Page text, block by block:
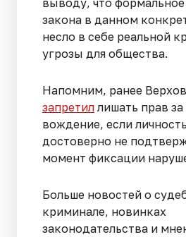
выводу, что
закона в данном
несло в себе реальной
угрозы для общества.
Напомним, ранее
запретил лишать прав за
вождение, если
достоверно не
момент фиксации
Больше новостей о
криминале, новинках
законодательства и